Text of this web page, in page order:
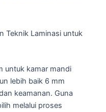
Teknik Laminasi untuk
untuk kamar mandi
lebih baik 6 mm
keamanan. Guna
melalui proses